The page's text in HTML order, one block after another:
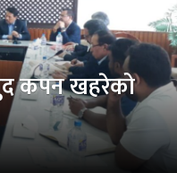
कपन खहरेको